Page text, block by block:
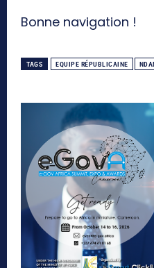
Bonne navigation !
TAGS EQUIPE RÉPUBLICAINE